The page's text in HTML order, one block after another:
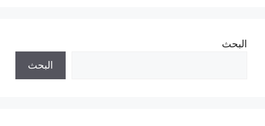
البحث
البحث